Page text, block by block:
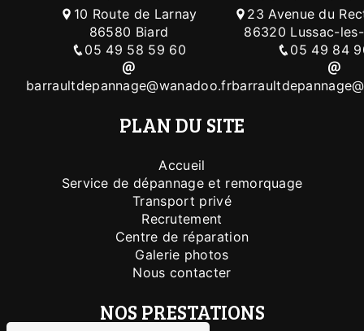
10 Route de Larnay
86580 Biard
05 49 58 59 60
barraultdepannage@wanadoo.fr
23 Avenue du
86320 Lussac-
05 49 84
PLAN DU SITE
Accueil
Service de dépannage et remorquage
Transport privé
Recrutement
Centre de réparation
Galerie photos
Nous contacter
NOS PRESTATIONS